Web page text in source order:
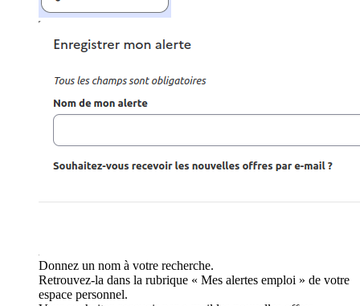
Donnez un nom à votre recherche.
Retrouvez-la dans la rubrique « Mes alertes emploi » de votre
espace personnel.